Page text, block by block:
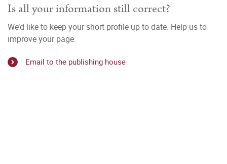
Is all your information still correct?
We’d like to keep your short profile up to date. Help us to
improve your page.
Email to the publishing house